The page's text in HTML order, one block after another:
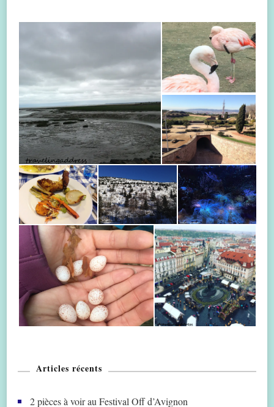
Articles récents
2 pièces à voir au Festival Off d’Avignon